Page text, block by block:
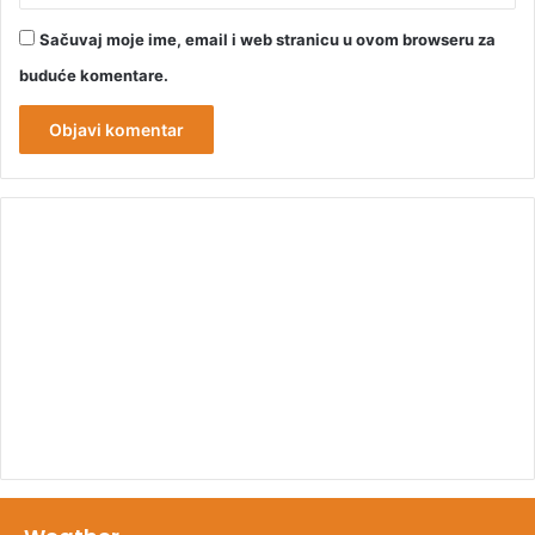
Sačuvaj moje ime, email i web stranicu u ovom browseru za
buduće komentare.